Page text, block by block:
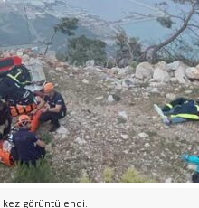
kez görüntülendi.